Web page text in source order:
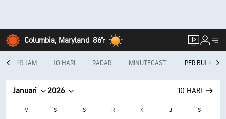
Columbia, Maryland 86°F
PER JAM 10 HARI RADAR MINUTECAST® PER BULAN
Januari 2026 10 HARI
M S S R K J S